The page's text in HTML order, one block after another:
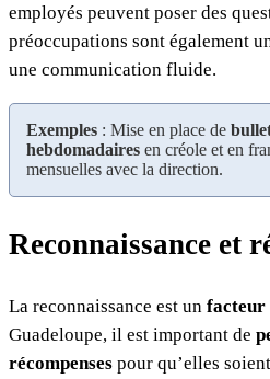
employés peuvent poser des
préoccupations sont également
une communication fluide.
Exemples : Mise en place de
hebdomadaires en créole et en
mensuelles avec la direction.
Reconnaissance et
La reconnaissance est un facteur
Guadeloupe, il est important de
récompenses pour qu’elles